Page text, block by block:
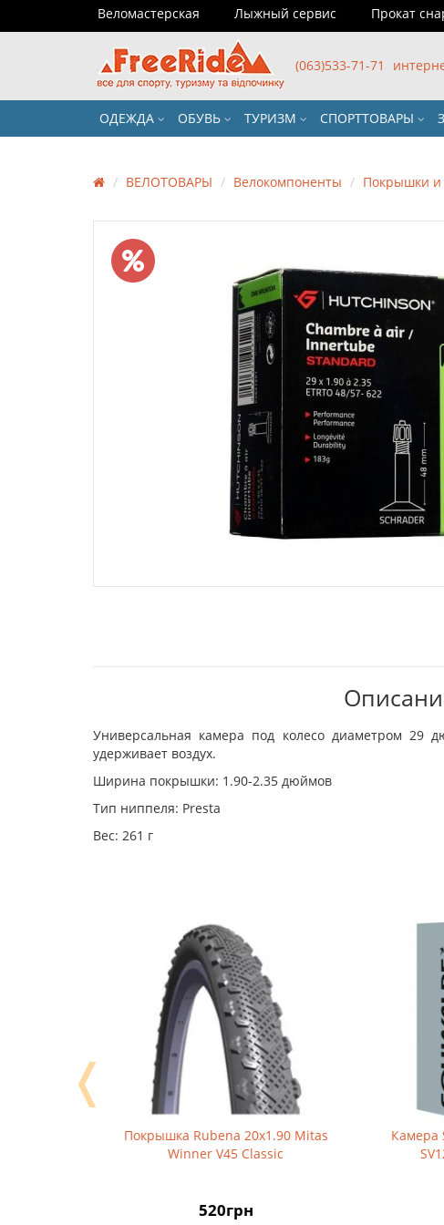
Веломастерская Лыжный сервис Прокат
(063)533-71-71
ОДЕЖДА ОБУВЬ ТУРИЗМ СПОРТТОВАРЫ
ВЕЛОТОВАРЫ Велокомпоненты Покрышки и
Универсальная камера под колесо диаметром 29
удерживает воздух.
Ширина покрышки: 1.90-2.35 дюймов
Тип ниппеля: Presta
Вес: 261 г
Покрышка Rubena 20х1.90 Mitas
Winner V45 Classic
520грн
Камера
SV12S
❬